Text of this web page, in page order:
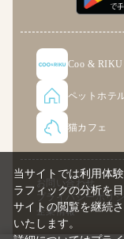
Coo & RIKU
ペットホテ
猫カフェ
お問い合わせ
プライバシーポリ
企業情報
当サイトでは利用体
ラフィックの分析を
サイトの閲覧を継続
いたします。